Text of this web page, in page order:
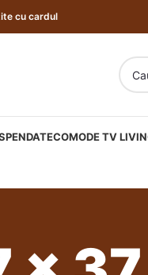
cu cardul
COMODE TV